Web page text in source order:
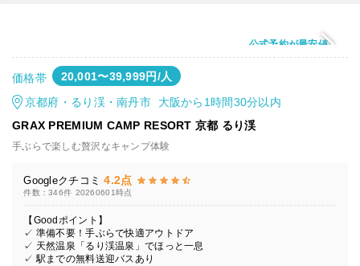
公式予約が最安値
価格帯 20,001〜39,999円/人
京都府・るり渓・南丹市 大阪から1時間30分以内
GRAX PREMIUM CAMP RESORT 京都 るり渓
手ぶらで楽しむ贅沢なキャンプ体験
Googleクチコミ 4.2点
件数：346件 20260601時点
【Goodポイント】
✓ 準備不要！手ぶらで快適アウトドア
✓ 天然温泉「るり渓温泉」でほっと一息
✓ 駅までの無料送迎バスあり